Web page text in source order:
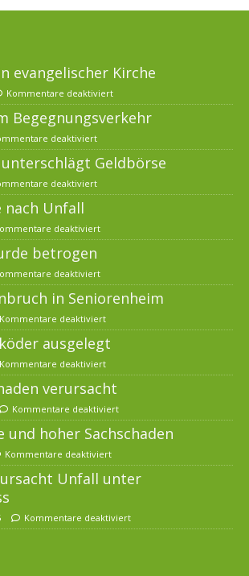
evangelischer Kirche
Kommentare deaktiviert
Begegnungsverkehr
deaktiviert
Geldbörse
deaktiviert
nach Unfall
deaktiviert
betrogen
deaktiviert
in Seniorenheim
Kommentare deaktiviert
ausgelegt
Kommentare deaktiviert
verursacht
Kommentare deaktiviert
und hoher Sachschaden
Kommentare deaktiviert
Unfall unter
Kommentare deaktiviert